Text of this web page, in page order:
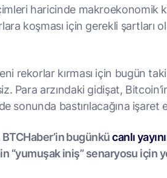
haricinde makroekonomik
koşması için gerekli şartları
rekorlar kırması için bugün
Para arzındaki gidişat,
sonunda bastırılacağına işaret
bugünkücanlı
“yumuşak iniş” senaryosu için